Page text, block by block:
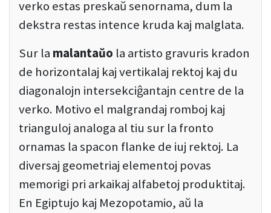
verko estas preskaŭ senornama, dum la
dekstra restas intence kruda kaj malglata.
Sur la malantaŭo la artisto gravuris kradon
de horizontalaj kaj vertikalaj rektoj kaj du
diagonalojn intersekciĝantajn centre de la
verko. Motivo el malgrandaj romboj kaj
trianguloj analoga al tiu sur la fronto
ornamas la spacon flanke de iuj rektoj. La
diversaj geometriaj elementoj povas
memorigi pri arkaikaj alfabetoj produktitaj.
En Egiptujo kaj Mezopotamio, aŭ la